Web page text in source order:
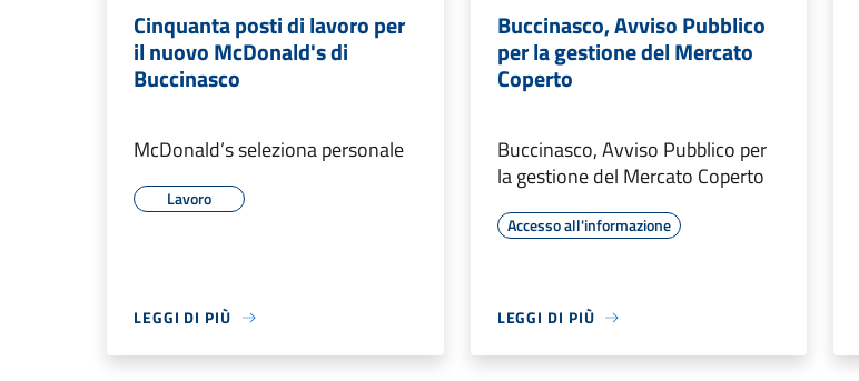
Cinquanta posti di lavoro per
il nuovo McDonald's di
Buccinasco
McDonald’s seleziona personale
Lavoro
LEGGI DI PIÙ
Buccinasco, Avviso Pubblico
per la gestione del Mercato
Coperto
Buccinasco, Avviso Pubblico per
la gestione del Mercato Coperto
Accesso all'informazione
LEGGI DI PIÙ